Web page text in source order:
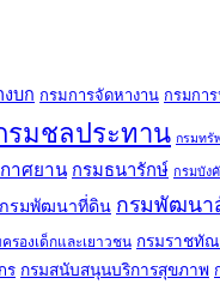
บก กรมการจัดหางาน กรมกา
รมชลประทาน กรมทรั
าศยาน กรมธนารักษ์ กรมบัง
กรมพัฒนาที่ดิน กรมพัฒนา
รองเด็กและเยาวชน กรมราชทั
ร กรมสนับสนุนบริการสุขภาพ